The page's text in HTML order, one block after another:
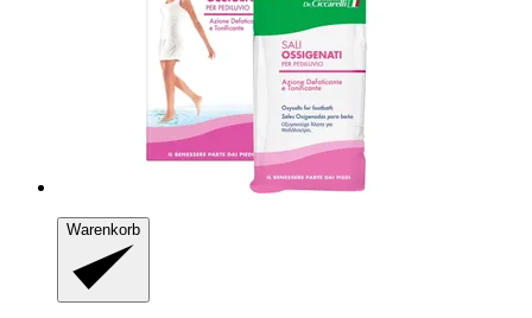
Warenkorb